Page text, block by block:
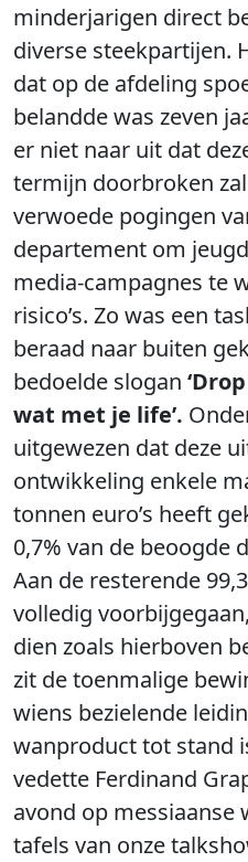
minderjarigen direct
diverse steekpartijen.
dat op de afdeling
belandde was zeven
er niet naar uit dat
termijn doorbroken
verwoede pogingen
departement om
media-campagnes te
risico’s. Zo was een
beraad naar buiten
bedoelde slogan
wat met je life’.
uitgewezen dat deze
ontwikkeling enkele
tonnen euro’s heeft
0,7% van de beoogde
Aan de resterende
volledig
dien zoals hierboven
zit de toenmalige
wiens bezielende
wanproduct tot stand
vedette Ferdinand
avond op messiaanse
tafels van onze